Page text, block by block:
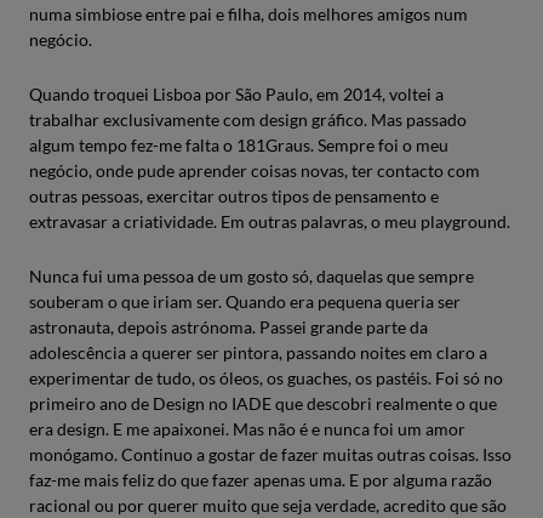
numa simbiose entre pai e filha, dois melhores amigos num
negócio.
Quando troquei Lisboa por São Paulo, em 2014, voltei a
trabalhar exclusivamente com design gráfico. Mas passado
algum tempo fez-me falta o 181Graus. Sempre foi o meu
negócio, onde pude aprender coisas novas, ter contacto com
outras pessoas, exercitar outros tipos de pensamento e
extravasar a criatividade. Em outras palavras, o meu playground.
Nunca fui uma pessoa de um gosto só, daquelas que sempre
souberam o que iriam ser. Quando era pequena queria ser
astronauta, depois astrónoma. Passei grande parte da
adolescência a querer ser pintora, passando noites em claro a
experimentar de tudo, os óleos, os guaches, os pastéis. Foi só no
primeiro ano de Design no IADE que descobri realmente o que
era design. E me apaixonei. Mas não é e nunca foi um amor
monógamo. Continuo a gostar de fazer muitas outras coisas. Isso
faz-me mais feliz do que fazer apenas uma. E por alguma razão
racional ou por querer muito que seja verdade, acredito que são